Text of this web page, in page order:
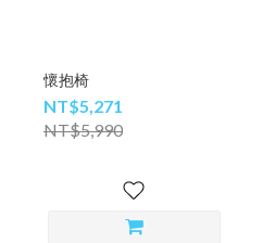
懷抱椅
NT$5,271
NT$5,990